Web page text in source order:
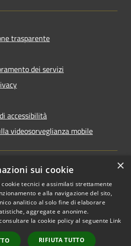
trasparente
dei servizi
accessibilità
videosorveglianza mobile
Copyright © 2026 • Comune di
Taranto • Powered by
Municipium•Accesso
redazione
×
sui cookie
tecnici e assimilati strettamente
e alla navigazione del sito,
analitico al solo fine di elaborare
aggregate e anonime.
la cookie policy al seguente Link
RIFIUTA TUTTO